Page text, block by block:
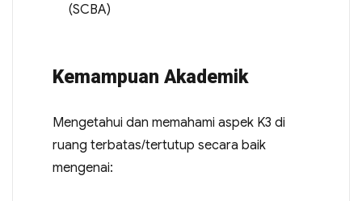
(SCBA)
Kemampuan Akademik
Mengetahui dan memahami aspek K3 di
ruang terbatas/tertutup secara baik
mengenai: